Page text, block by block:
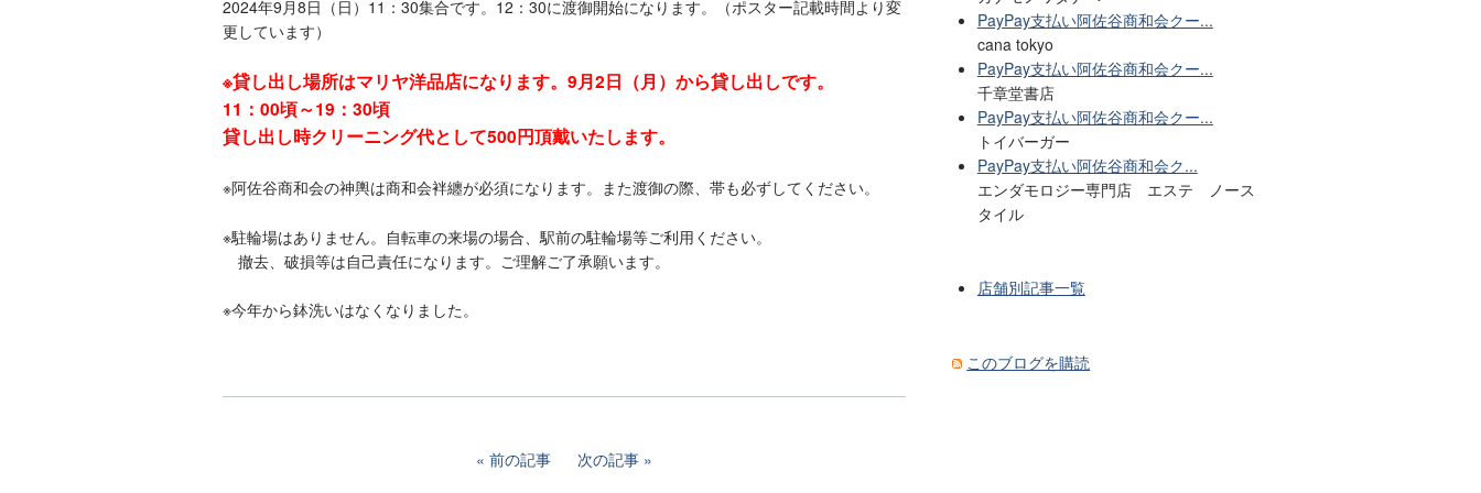
2024年9月8日（日）11：30集合です。12：30に渡御開始になります。（ポスター記載時間より変
更しています）
※貸し出し場所はマリヤ洋品店になります。9月2日（月）から貸し出しです。
11：00頃～19：30頃
貸し出し時クリーニング代として500円頂戴いたします。
※阿佐谷商和会の神輿は商和会袢纏が必須になります。また渡御の際、帯も必ずしてください。
※駐輪場はありません。自転車の来場の場合、駅前の駐輪場等ご利用ください。
撤去、破損等は自己責任になります。ご理解ご了承願います。
※今年から鉢洗いはなくなりました。
前の記事 次の記事
PayPay支払い阿佐谷商和会クー...
cana tokyo
PayPay支払い阿佐谷商和会クー...
千章堂書店
PayPay支払い阿佐谷商和会クー...
トイバーガー
PayPay支払い阿佐谷商和会ク...
エンダモロジー専門店 エステ ノース
タイル
店舗別記事一覧
このブログを購読